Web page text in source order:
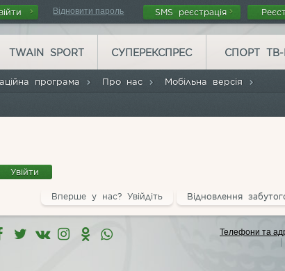
Відновити пароль SMS реєстрація
програма Про нас Мобільна версія
TWAIN SPORT СУПЕРЕКСПРЕС СПОРТ
Відновлення
Вперше у нас? Увійдіть
Телефони та